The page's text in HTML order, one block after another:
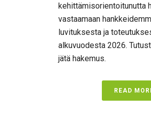
kehittämisorientoitunutta
vastaamaan
luvituksesta ja
alkuvuodesta 2026.
jätä hakemus.
READ